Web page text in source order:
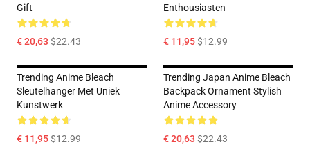
Gift
€ 20,63 $22.43
Enthousiasten
€ 11,95$12.99
Trending Anime Bleach
Sleutelhanger Met Uniek
Kunstwerk
€ 11,95$12.99
Trending Japan Anime Bleach
Backpack Ornament Stylish
Anime Accessory
€ 20,63 $22.43